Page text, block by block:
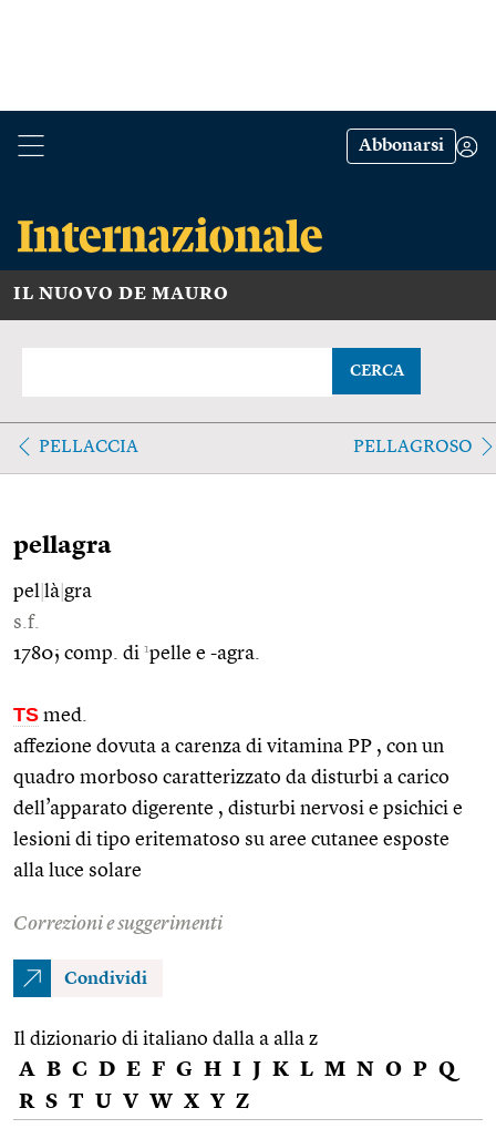
Abbonarsi
IL NUOVO DE MAURO
CERCA
PELLACCIA PELLAGROSO
pellagra
pel là gra
s.f.
1780; comp. di 1pelle e -agra.
TS med.
affezione dovuta a carenza di vitamina PP , con un
quadro morboso caratterizzato da disturbi a carico
dell’apparato digerente , disturbi nervosi e psichici e
lesioni di tipo eritematoso su aree cutanee esposte
alla luce solare
Correzioni e suggerimenti
Condividi
Il dizionario di italiano dalla a alla z
A B C D E F G H I J K L M N O P Q
R S T U V W X Y Z